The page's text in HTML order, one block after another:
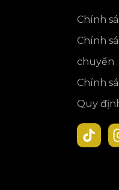
Chính
Chính
chuyển
Chính
Quy